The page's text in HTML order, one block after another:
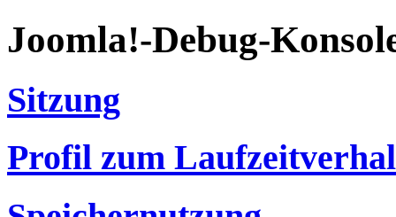
Joomla!-Debug-
Sitzung
Profil zum